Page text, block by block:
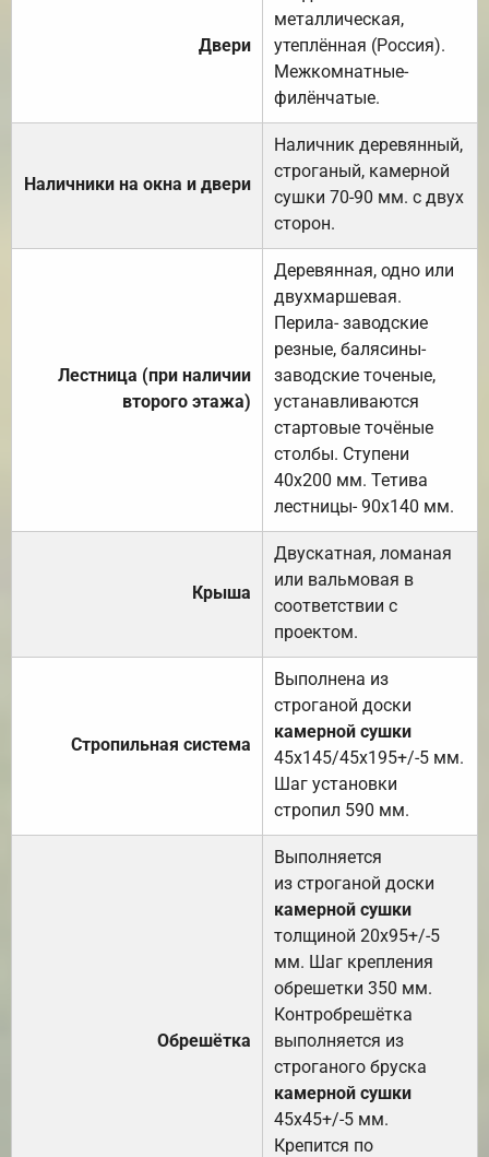
Двери
металлическая,
утеплённая (Россия).
Межкомнатные-
филёнчатые.
Наличники на окна и двери
Наличник деревянный,
строганый, камерной
сушки 70-90 мм. с двух
сторон.
Лестница (при наличии
второго этажа)
Деревянная, одно или
двухмаршевая.
Перила- заводские
резные, балясины-
заводские точеные,
устанавливаются
стартовые точёные
столбы. Ступени
40х200 мм. Тетива
лестницы- 90х140 мм.
Крыша
Двускатная, ломаная
или вальмовая в
соответствии с
проектом.
Стропильная система
Выполнена из
строганой доски
камерной сушки
45х145/45х195+/-5 мм.
Шаг установки
стропил 590 мм.
Обрешётка
Выполняется
из строганой доски
камерной сушки
толщиной 20х95+/-5
мм. Шаг крепления
обрешетки 350 мм.
Контробрешётка
выполняется из
строганого бруска
камерной сушки
45х45+/-5 мм.
Крепится по